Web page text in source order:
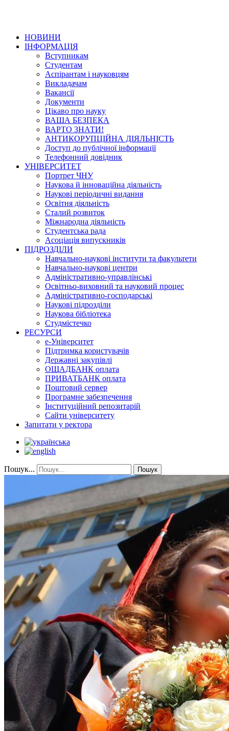
НОВИНИ
ІНФОРМАЦІЯ
Вступникам
Студентам
Аспірантам і науковцям
Викладачам
Вакансії
Документи
Цікаво про науку
ВАША БЕЗПЕКА
ВАРТО ЗНАТИ!
АНТИКОРУПЦІЙНА ДІЯЛЬНІСТЬ
Доступ до публічної інформації
Телефонний довідник
УНІВЕРСИТЕТ
Портрет ЧНУ
Наукова й інноваційна діяльність
Наукові періодичні видання
Освітня діяльність
Сталий розвиток
Міжнародна діяльність
Студентська рада
Асоціація випускників
ПІДРОЗДІЛИ
Навчально-наукові інститути та факультети
Навчально-наукові центри
Адміністративно-управлінські
Освітньо-виховний та науковий процес
Адміністративно-господарські
Наукові підрозділи
Наукова бібліотека
Студмістечко
РЕСУРСИ
е-Університет
Підтримка користувачів
Державні закупівлі
ОЩАДБАНК оплата
ПРИВАТБАНК оплата
Поштовий сервер
Програмне забезпечення
Інституційний репозитарій
Сайти університету
Запитати у ректора
Пошук... Пошук